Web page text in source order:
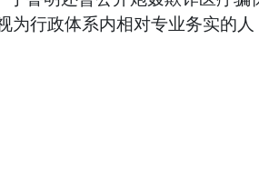
行政体系内相对专业务实的人